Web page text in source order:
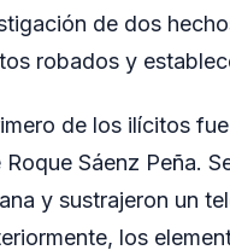
de dos
robados y
de los ilícitos
Roque Sáenz Peña.
y sustrajeron un
los